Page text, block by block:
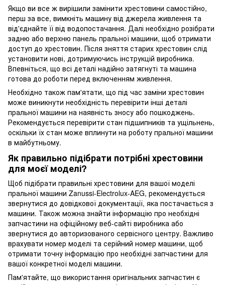
Якщо ви все ж вирішили замінити хрестовини самостійно,
перш за все, вимкніть машину від джерела живлення та
від'єднайте її від водопостачання. Далі необхідно розібрати
задню або верхню панель пральної машини, щоб отримати
доступ до хрестовин. Після зняття старих хрестовин слід
установити нові, дотримуючись інструкцій виробника.
Впевніться, що всі деталі надійно затягнуті та машина
готова до роботи перед включенням живлення.
Необхідно також пам'ятати, що під час заміни хрестовин
може виникнути необхідність перевірити інші деталі
пральної машини на наявність зносу або пошкоджень.
Рекомендується перевірити стан підшипників та ущільнень,
оскільки їх стан може вплинути на роботу пральної машини
в майбутньому.
Як правильно підібрати потрібні хрестовини
для моєї моделі?
Щоб підібрати правильні хрестовини для вашої моделі
пральної машини Zanussi-Electrolux-AEG, рекомендується
звернутися до довідкової документації, яка постачається з
машини. Також можна знайти інформацію про необхідні
запчастини на офіційному веб-сайті виробника або
звернутися до авторизованого сервісного центру. Важливо
врахувати номер моделі та серійний номер машини, щоб
отримати точну інформацію про необхідні запчастини для
вашої конкретної моделі машини.
Пам'ятайте, що використання оригінальних запчастин є